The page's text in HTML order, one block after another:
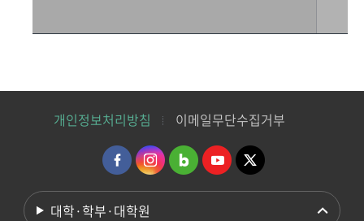
개인정보처리방침 이메일무단수집거부
대학·학부·대학원